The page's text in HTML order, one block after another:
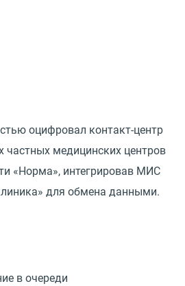
оцифровал контакт-центр
частных медицинских центров
«Норма», интегрировав МИС
для обмена данными.
в очереди